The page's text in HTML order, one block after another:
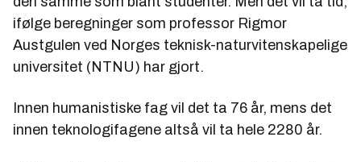
ifølge beregninger som professor Rigmor
Austgulen ved Norges teknisk-naturvitenskapelige
universitet (NTNU) har gjort.
Innen humanistiske fag vil det ta 76 år, mens det
innen teknologifagene altså vil ta hele 2280 år.